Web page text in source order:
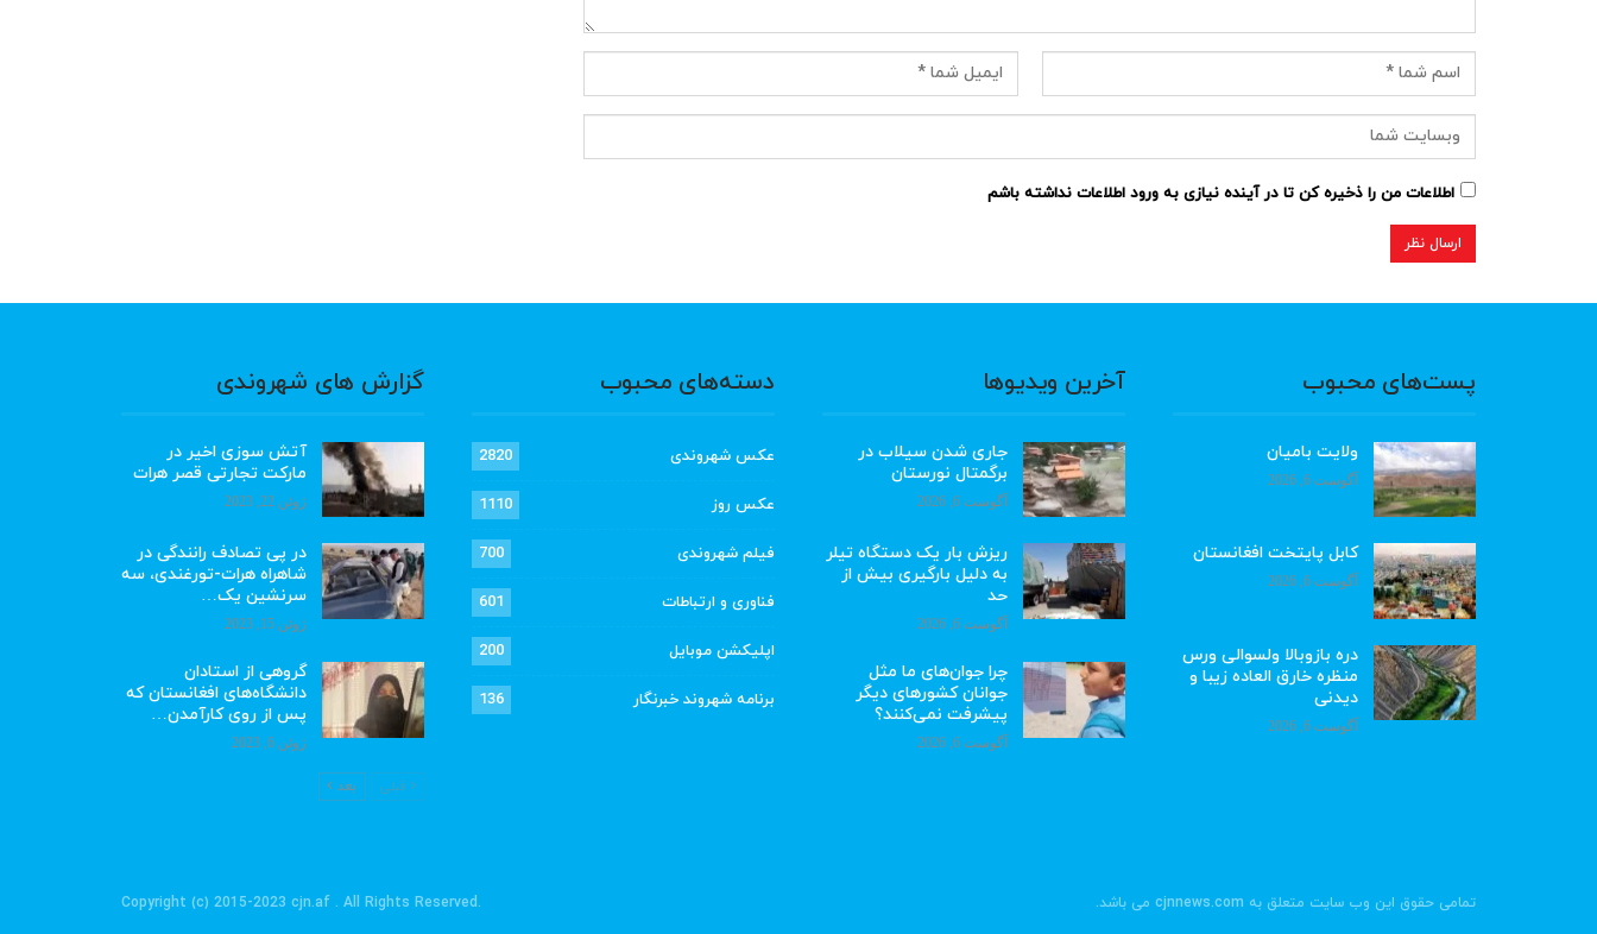
اطلاعات من را ذخیره کن تا در آینده نیازی به ورود اطلاعات نداشته باشم
پست‌های محبوب
ولایت بامیان
آگوست 6, 2026
کابل پایتخت افغانستان
آگوست 6, 2026
دره بازوبالا ولسوالی ورس
منظره خارق العاده زیبا و
دیدنی
آگوست 6, 2026
آخرین ویدیوها
جاری شدن سیلاب در
برگمتال نورستان
آگوست 6, 2026
ریزش بار یک دستگاه تیلر
به دلیل بارگیری بیش از
حد
آگوست 6, 2026
چرا جوان‌های ما مثل
جوانان کشورهای دیگر
پیشرفت نمی‌کنند؟
آگوست 6, 2026
دسته‌های محبوب
عکس شهروندی 2820
عکس روز 1110
فیلم شهروندی 700
فناوری و ارتباطات 601
اپلیکشن موبایل 200
برنامه شهروند خبرنگار 136
گزارش های شهروندی
آتش سوزی اخیر در
مارکت تجارتی قصر هرات
ژوئن 22, 2023
در پی تصادف رانندگی در
شاهراه هرات-تورغندی، سه
سرنشین یک…
ژوئن 15, 2023
گروهی از استادان
دانشگاه‌های افغانستان که
پس از روی کارآمدن…
ژوئن 6, 2023
قبلی بعد
تمامی حقوق این وب سایت متعلق به cjnnews.com می باشد. .Copyright (c) 2015-2023 cjn.af . All Rights Reserved